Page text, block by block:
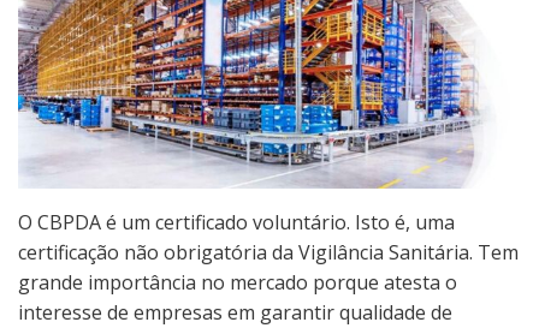
O CBPDA é um certificado voluntário. Isto é, uma
certificação não obrigatória da Vigilância Sanitária. Tem
grande importância no mercado porque atesta o
interesse de empresas em garantir qualidade de